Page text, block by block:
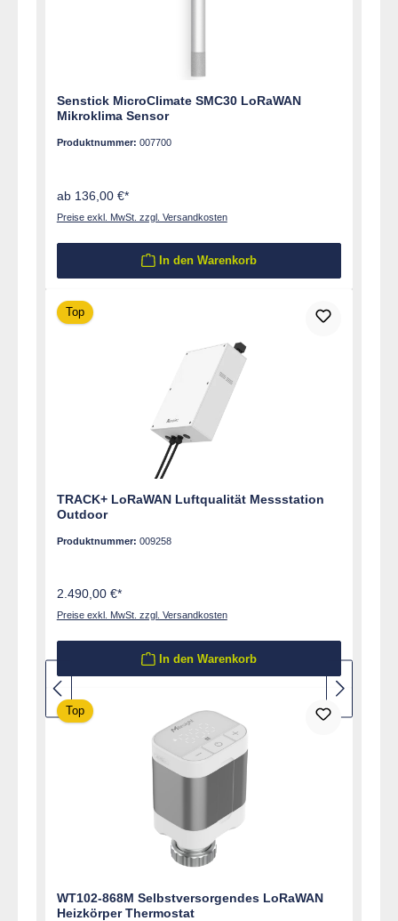
Senstick MicroClimate SMC30 LoRaWAN
Mikroklima Sensor
Produktnummer: 007700
ab 136,00 €*
Preise exkl. MwSt. zzgl. Versandkosten
In den Warenkorb
Top
TRACK+ LoRaWAN Luftqualität Messstation
Outdoor
Produktnummer: 009258
2.490,00 €*
Preise exkl. MwSt. zzgl. Versandkosten
In den Warenkorb
Top
WT102-868M Selbstversorgendes LoRaWAN
Heizkörper Thermostat